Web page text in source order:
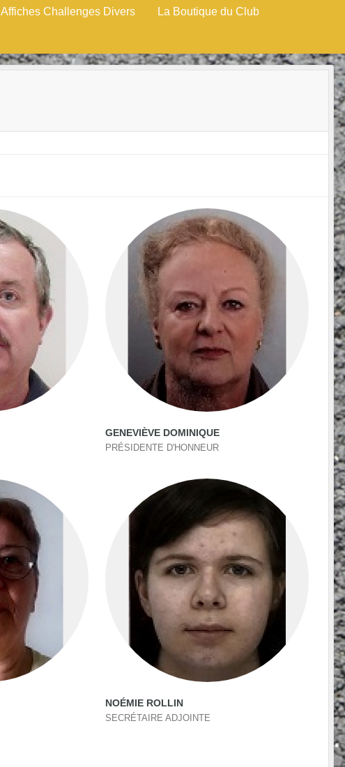
Affiches Challenges Divers La Boutique du Club
GENEVIÈVE DOMINIQUE
PRÉSIDENTE D'HONNEUR
NOÉMIE ROLLIN
SECRÉTAIRE ADJOINTE